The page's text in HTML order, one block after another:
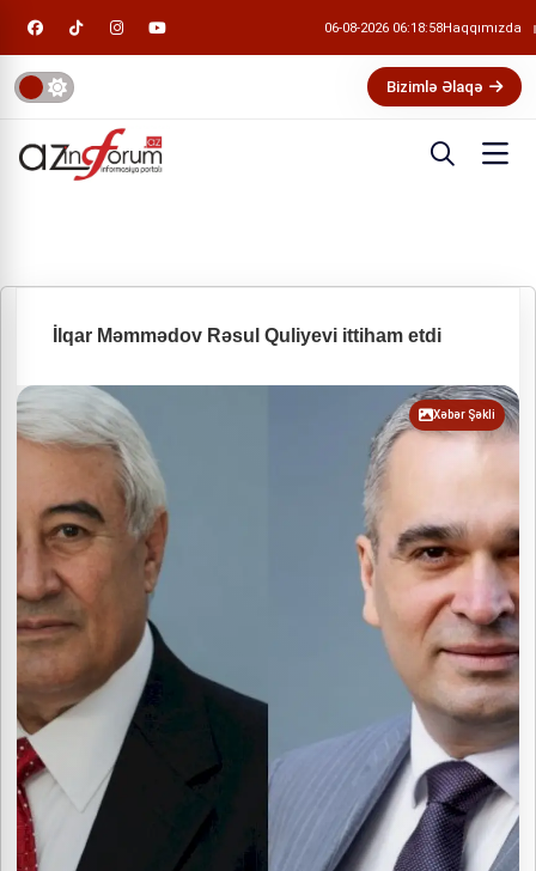
06-08-2026 06:18:59Haqqımızda
Bizimlə Əlaqə
İlqar Məmmədov Rəsul Quliyevi ittiham etdi
Xəbər Şəkli